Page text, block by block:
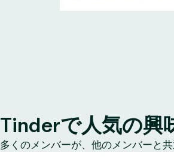
Tinderで人気の興
多くのメンバーが、他のメンバーと